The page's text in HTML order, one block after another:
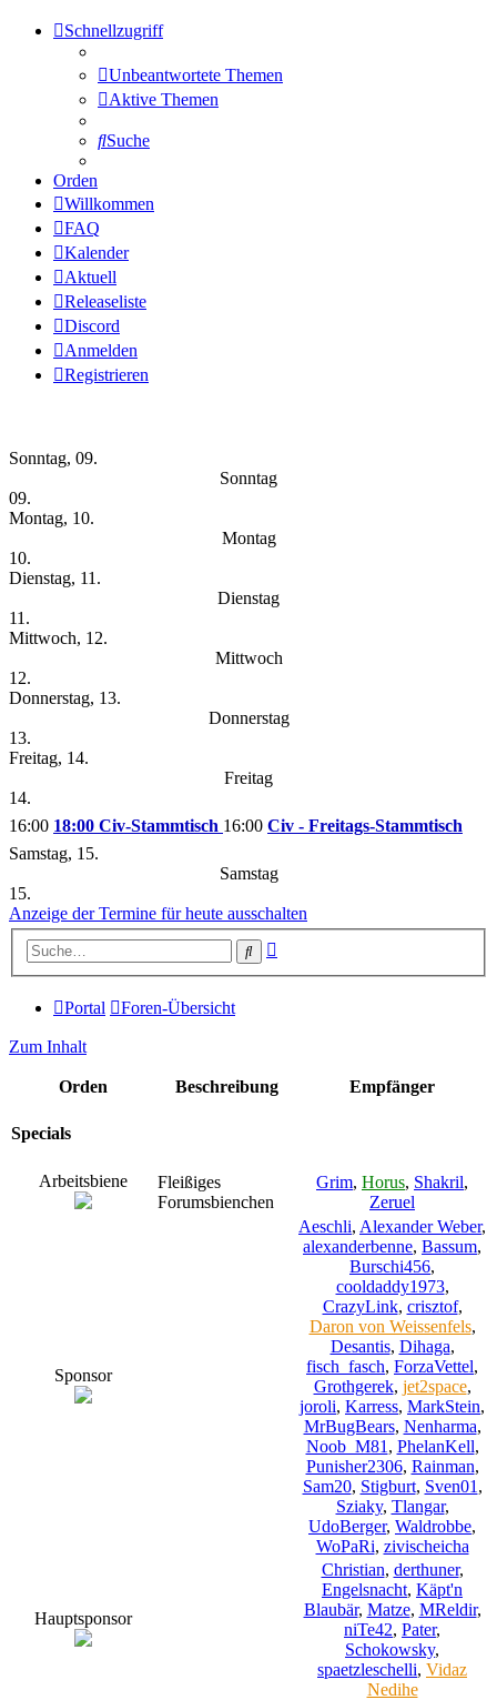
Schnellzugriff
Unbeantwortete Themen
Aktive Themen
Suche
Orden
Willkommen
FAQ
Kalender
Aktuell
Releaseliste
Discord
Anmelden
Registrieren
Sonntag, 09.
Sonntag
09.
Montag, 10.
Montag
10.
Dienstag, 11.
Dienstag
11.
Mittwoch, 12.
Mittwoch
12.
Donnerstag, 13.
Donnerstag
13.
Freitag, 14.
Freitag
14.
16:00 18:00 Civ-Stammtisch 16:00 Civ - Freitags-Stammtisch
Samstag, 15.
Samstag
15.
Anzeige der Termine für heute ausschalten
Suche
Portal Foren-Übersicht
Zum Inhalt
Orden Beschreibung Empfänger
Specials
Arbeitsbiene
Fleißiges
Forumsbienchen
Grim, Horus, Shakril,
Zeruel
Sponsor
Aeschli, Alexander Weber,
alexanderbenne, Bassum,
Burschi456,
cooldaddy1973,
CrazyLink, crisztof,
Daron von Weissenfels,
Desantis, Dihaga,
fisch_fasch, ForzaVettel,
Grothgerek, jet2space,
joroli, Karress, MarkStein,
MrBugBears, Nenharma,
Noob_M81 , PhelanKell,
Punisher2306, Rainman,
Sam20, Stigburt, Sven01 ,
Sziaky, Tlangar,
UdoBerger, Waldrobbe,
WoPaRi, zivischeicha
Hauptsponsor
Christian, derthuner,
Engelsnacht, Käpt'n
Blaubär, Matze, MReldir,
niTe42, Pater,
Schokowsky,
spaetzleschelli, Vidaz
Nedihe